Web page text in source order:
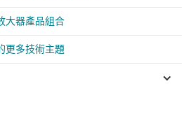
大器產品組合
更多技術主題